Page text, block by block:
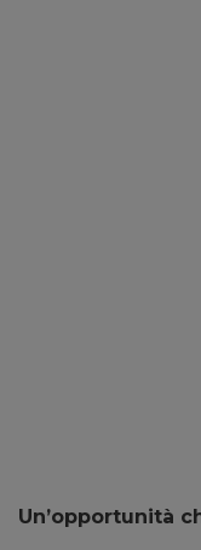
Un’opportunità